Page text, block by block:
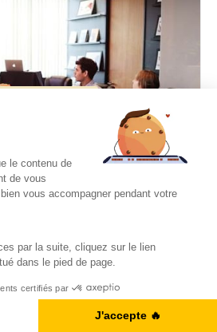
des affaires
au travail :
le stress des réunions,